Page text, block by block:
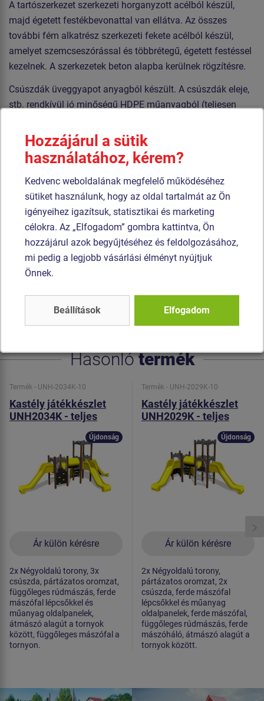
A tartószerkezet szerkezeti horganyzott acélból készül,
majd égetett festékbevonattal van ellátva. Az összes
további fém alkatrész szerkezeti fekete acélból készül,
amelyet szemcseszórással és többrétegű, égetett festéssel
kezelnek. A szerkezetek beton alapba kerülnek rögzítésre.
Csúszdák üveggyapot anyagból készült. A csúszdák eleje,
stb. rendkívül jó minőségű HDPE műanyagból (teljesen
nagyfokú színállandóság, UV-álló képesség és főleg
biztonság jellemez, mivel nem törékeny, és ezáltal a
gyerekeket nem fenyegeti az éles letörött részek általi
sérülés veszélye). Az emelvények és HPL készülnek
(Nagynyomású laminátum készülnek csúszásgátlóval,
melyet nagyfokú színállandóság, karcolásokkal szembeni
ellenálló képesség és vízállóság). A hegymászó fogók
poliészter készülnek, ami hosszú élettartamot,
színállóságot és a kézbőr számára kímélő felületet
garantál. A mászóalagutak HDPE készül (festett polietilén
képesség). Az összekötőelemek horganyzottak vagy
Hasonlótermék
Termék - UNH-2034K-10
Kastély játékkészlet
UNH2034K - teljes
Ár külön kérésre
Újdonság
2x Négyoldalú torony, 3x
csúszda, pártázatos oromzat,
függőleges rúdmászás, ferde
mászófal lépcsőkkel és
műanyag oldalpanelek,
átmászó alagút a tornyok
között, függőleges mászófal a
tornyon.
Termék - UNH-2029K-10
Kastély játékkészlet
UNH2029K - teljes
Ár külön kérésre
Újdonság
2x Négyoldalú torony,
pártázatos oromzat, 2x
csúszda, ferde mászófal
lépcsőkkel és műanyag
oldalpanelek, ferde mászófal,
függőleges rúdmászás, ferde
mászóháló, átmászó alagút a
tornyok között.
Hozzájárul a sütik
használatához, kérem?
Kedvenc weboldalának megfelelő működéséhez
sütiket használunk, hogy az oldal tartalmát az Ön
igényeihez igazítsuk, statisztikai és marketing
célokra. Az „Elfogadom” gombra kattintva, Ön
hozzájárul azok begyűjtéséhez és feldolgozásához,
mi pedig a legjobb vásárlási élményt nyújtjuk
Önnek.
Beállítások Elfogadom